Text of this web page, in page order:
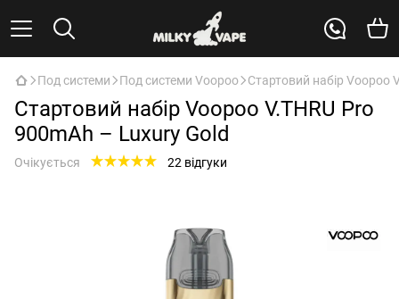
Под системи Под системи Voopoo Стартовий набір Voopoo
Стартовий набір Voopoo V.THRU Pro
900mAh – Luxury Gold
Очікується 22 відгуки